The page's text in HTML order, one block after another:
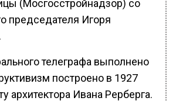
(Мосгосстройнадзор) со
председателя Игоря
телеграфа выполнено
построено в 1927
архитектора Ивана Рерберга.